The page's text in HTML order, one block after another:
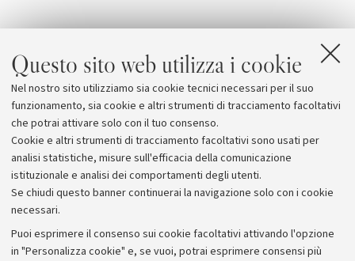
Questo sito web utilizza i cookie
Nel nostro sito utilizziamo sia cookie tecnici necessari per il suo
funzionamento, sia cookie e altri strumenti di tracciamento facoltativi
che potrai attivare solo con il tuo consenso.
Cookie e altri strumenti di tracciamento facoltativi sono usati per
analisi statistiche, misure sull'efficacia della comunicazione
istituzionale e analisi dei comportamenti degli utenti.
Se chiudi questo banner continuerai la navigazione solo con i cookie
necessari.
Puoi esprimere il consenso sui cookie facoltativi attivando l'opzione
in "Personalizza cookie" e, se vuoi, potrai esprimere consensi più
Allegati
Programma [724.1 KB]
Archivio
Comunicati stampa